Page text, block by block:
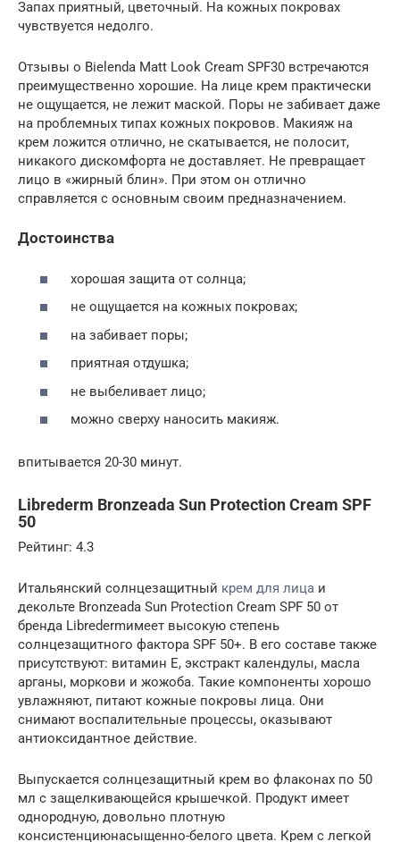
Запах приятный, цветочный. На кожных покровах
чувствуется недолго.
Отзывы о Bielenda Matt Look Cream SPF30 встречаются
преимущественно хорошие. На лице крем практически
не ощущается, не лежит маской. Поры не забивает даже
на проблемных типах кожных покровов. Макияж на
крем ложится отлично, не скатывается, не полосит,
никакого дискомфорта не доставляет. Не превращает
лицо в «жирный блин». При этом он отлично
справляется с основным своим предназначением.
Достоинства
хорошая защита от солнца;
не ощущается на кожных покровах;
на забивает поры;
приятная отдушка;
не выбеливает лицо;
можно сверху наносить макияж.
впитывается 20-30 минут.
Librederm Bronzeada Sun Protection Cream SPF
50
Рейтинг: 4.3
Итальянский солнцезащитный крем для лица и
декольте Bronzeada Sun Protection Cream SPF 50 от
бренда Libredermимеет высокую степень
солнцезащитного фактора SPF 50+. В его составе также
присутствуют: витамин Е, экстракт календулы, масла
арганы, моркови и жожоба. Такие компоненты хорошо
увлажняют, питают кожные покровы лица. Они
снимают воспалительные процессы, оказывают
антиоксидантное действие.
Выпускается солнцезащитный крем во флаконах по 50
мл с защелкивающейся крышечкой. Продукт имеет
однородную, довольно плотную
консистенциюнасыщенно-белого цвета. Крем с легкой